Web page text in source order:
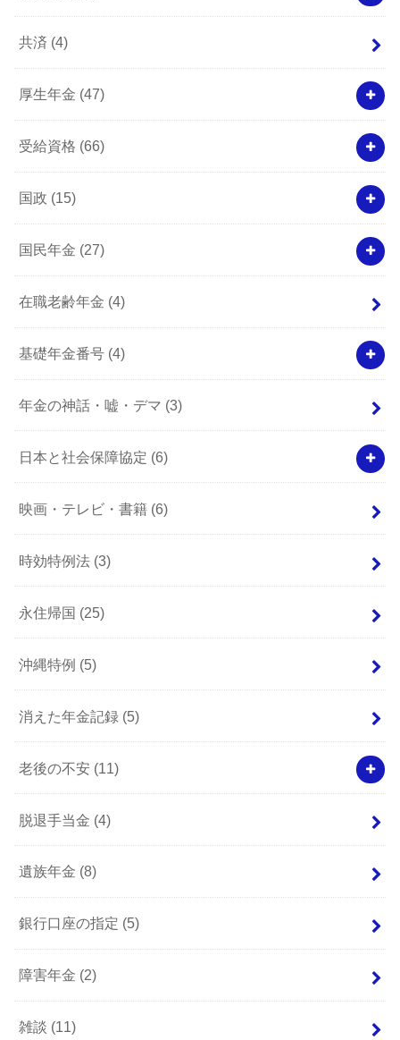
共済 (4)
厚生年金 (47)
受給資格 (66)
国政 (15)
国民年金 (27)
在職老齢年金 (4)
基礎年金番号 (4)
年金の神話・嘘・デマ (3)
日本と社会保障協定 (6)
映画・テレビ・書籍 (6)
時効特例法 (3)
永住帰国 (25)
沖縄特例 (5)
消えた年金記録 (5)
老後の不安 (11)
脱退手当金 (4)
遺族年金 (8)
銀行口座の指定 (5)
障害年金 (2)
雑談 (11)